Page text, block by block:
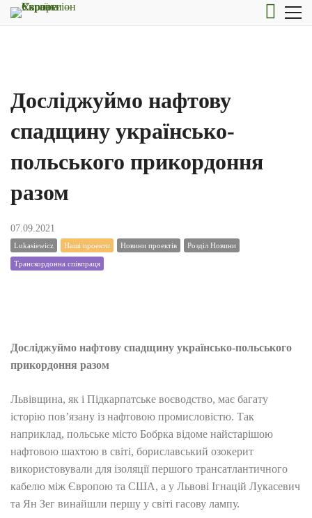
Досліджуймо нафтову
спадщину українсько-
польського прикордоння
разом
07.09.2021
Lukasiewicz Наші проекти Новини проектів Розділ Новини
Транскордонна співпраця
Досліджуймо нафтову спадщину українсько-польського
прикордоння разом
Львівщина, як і Підкарпатське воєводство, має багату
історію пов’язану із нафтовою промисловістю. Так
наприклад, польське місто Бобрка відоме найстарішою
нафтовою шахтою в світі, бориславський озокерит
використовували для ізоляції першого трансатлантичного
кабелю між Європою та США, а у Львові Ігнацій Лукасевич
та Ян Зег винайшли першу у світі гасову лампу.